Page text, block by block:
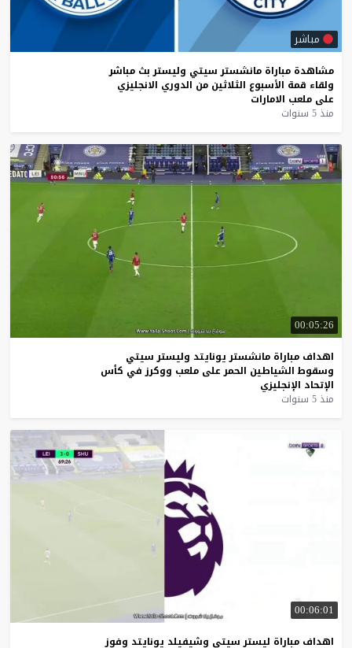
مباشر
مشاهدة مباراة مانشستر سيتي وليستر بث مباشر
ولقاء قمة الأسبوع الثلاثين من الدوري الانجليزي
على ملعب الامارات
منذ 5 سنوات
00:05:26
اهداف مباراة مانشستر يونايتد وليستر سيتي
وسقوط الشياطين الحمر على ملعب ووكرز في كأس
الإتحاد الإنجليزي
منذ 5 سنوات
00:06:01
اهداف مباراة ليستر سيتي وشيفيلد يونايتد وفوز